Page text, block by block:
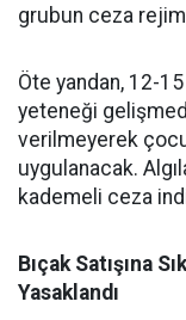
grubun ceza
Öte yandan, 12-
yeteneği
verilmeyerek
uygulanacak.
kademeli ceza
Bıçak Satışına
Yasaklandı